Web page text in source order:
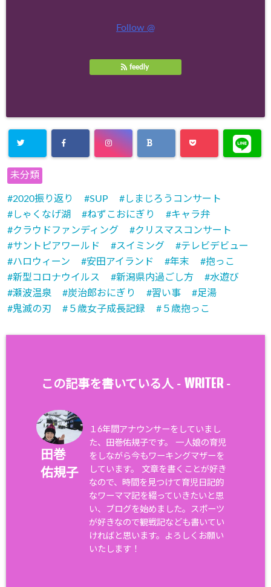
Follow @
feedly
未分類
2020振り返り SUP
しまじろうコンサート
しゃくなげ湖
ねずこおにぎり
キャラ弁
クラウドファンディング
クリスマスコンサート
サントピアワールド
スイミング
テレビデビュー
ハロウィーン
安田アイランド 年末
抱っこ
新型コロナウイルス
新潟県内過ごし方
水遊び
瀬波温泉
炭治郎おにぎり 習い事
足湯
鬼滅の刃
５歳女子成長記録 ５歳抱っこ
この記事を書いている人 - WRITER-
田巻
佑規子
１6年間アナウンサーをしていまし
た、田巻佑規子です。 一人娘の育児
をしながら今もワーキングマザーを
しています。 文章を書くことが好き
なので、時間を見つけて育児日記的
なワーママ記を綴っていきたいと思
い、ブログを始めました。スポーツ
が好きなので観戦記なども書いてい
ければと思います。よろしくお願い
いたします！